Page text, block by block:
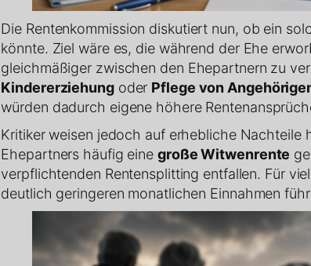
Die Rentenkommission diskutiert nun, ob ein
könnte. Ziel wäre es, die während der Ehe
gleichmäßiger zwischen den Ehepartnern zu
Kindererziehungoder Pflege von
würden dadurch eigene höhere
Kritiker weisen jedoch auf erhebliche Nachteile
Ehepartners häufig eine große Witwenrente
verpflichtenden Rentensplitting entfallen. Für
deutlich geringeren monatlichen Einnahmen